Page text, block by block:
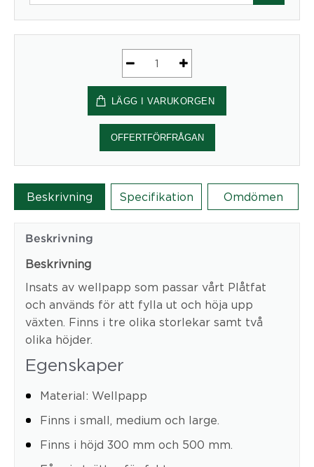
Plåtfat
mängd
LÄGG I VARUKORGEN
OFFERTFÖRFRÅGAN
Beskrivning Specifikation Omdömen
Beskrivning
Beskrivning
Insats av wellpapp som passar vårt Plåtfat
och används för att fylla ut och höja upp
växten. Finns i tre olika storlekar samt två
olika höjder.
Egenskaper
Material: Wellpapp
Finns i small, medium och large.
Finns i höjd 300 mm och 500 mm.